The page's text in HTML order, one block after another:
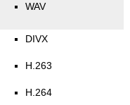
WAV
DIVX
H.263
H.264